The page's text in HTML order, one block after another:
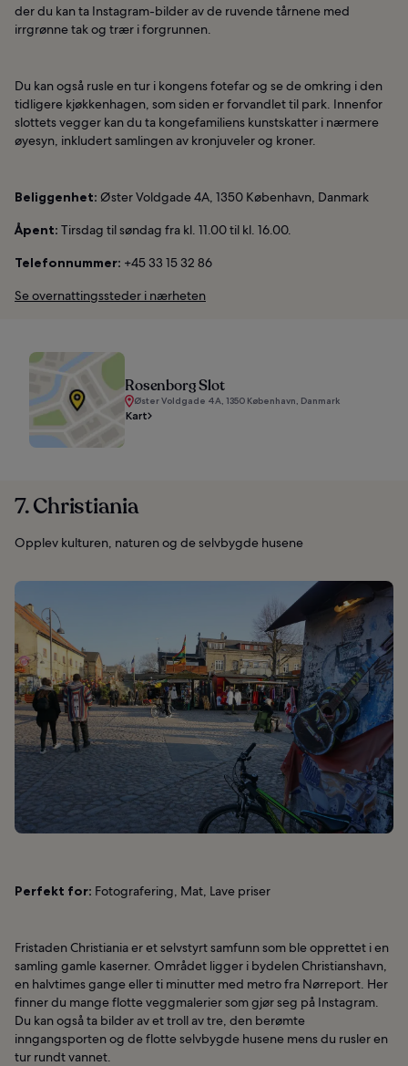
der du kan ta Instagram-bilder av de ruvende tårnene med
irrgrønne tak og trær i forgrunnen.
Du kan også rusle en tur i kongens fotefar og se de omkring i den
tidligere kjøkkenhagen, som siden er forvandlet til park. Innenfor
slottets vegger kan du ta kongefamiliens kunstskatter i nærmere
øyesyn, inkludert samlingen av kronjuveler og kroner.
Beliggenhet: Øster Voldgade 4A, 1350 København, Danmark
Åpent: Tirsdag til søndag fra kl. 11.00 til kl. 16.00.
Telefonnummer: +45 33 15 32 86
Se overnattingssteder i nærheten
Rosenborg Slot
Øster Voldgade 4A, 1350 København, Danmark
Kart
7. Christiania
Opplev kulturen, naturen og de selvbygde husene
Perfekt for: Fotografering, Mat, Lave priser
Fristaden Christiania er et selvstyrt samfunn som ble opprettet i en
samling gamle kaserner. Området ligger i bydelen Christianshavn,
en halvtimes gange eller ti minutter med metro fra Nørreport. Her
finner du mange flotte veggmalerier som gjør seg på Instagram.
Du kan også ta bilder av et troll av tre, den berømte
inngangsporten og de flotte selvbygde husene mens du rusler en
tur rundt vannet.